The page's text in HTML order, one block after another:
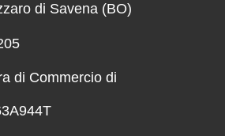
di Savena (BO)
di Commercio di